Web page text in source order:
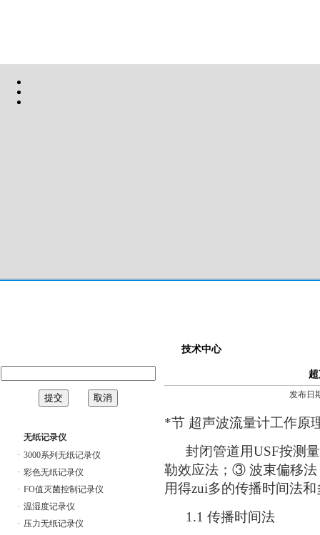
无纸记录仪
· 3000系列无纸记录仪
· 彩色无纸记录仪
· FO值灭菌控制记录仪
· 温湿度记录仪
· 压力无纸记录仪
技术中心
发布日
*节 超声波流量计工作原
封闭管道用USF按测
勒效应法；③ 波束偏移
用得zui多的传播时间法
1.1 传播时间法